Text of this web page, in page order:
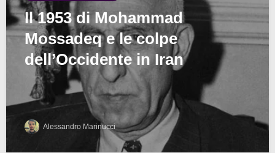
Il 1953 di Mohammad
Mossadeq e le colpe
dell’Occidente in Iran
Alessandro Marinucci